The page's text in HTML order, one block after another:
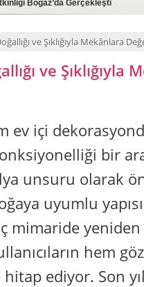
Boğaz’da Gerçekleşti
ve Şıklığıyla Mekânlara
ve Şıklığıyla
ev içi
bir
unsuru olarak
uyumlu
mimaride
hem
ediyor. Son